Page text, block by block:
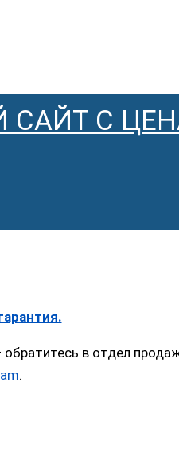
САЙТ С
обратитесь в отдел
.